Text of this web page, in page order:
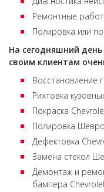
Ремонтные
Полировка или
На сегодняшний
своим клиентам
Восстановление
Рихтовка
Покраска
Полировка
Дефектовка
Замена стекол
Демонтаж и
бампера